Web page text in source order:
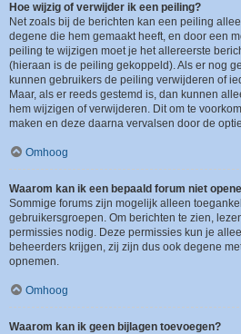
Hoe wijzig of verwijder ik een peiling?
Net zoals bij de berichten kan een peiling
degene die hem gemaakt heeft, en door een
peiling te wijzigen moet je het allereerste
(hieraan is de peiling gekoppeld). Als er nog
kunnen gebruikers de peiling verwijderen of
Maar, als er reeds gestemd is, dan kunnen
hem wijzigen of verwijderen. Dit om te
maken en deze daarna vervalsen door de
Omhoog
Waarom kan ik een bepaald forum niet
Sommige forums zijn mogelijk alleen
gebruikersgroepen. Om berichten te zien,
permissies nodig. Deze permissies kun je
beheerders krijgen, zij zijn dus ook degene
opnemen.
Omhoog
Waarom kan ik geen bijlagen toevoegen?